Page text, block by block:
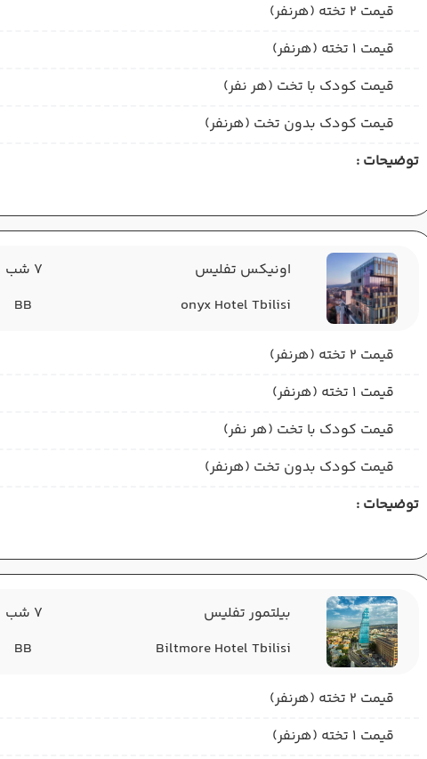
قیمت 2 تخته (هرنفر)
قیمت 1 تخته (هرنفر)
قیمت کودک با تخت (هر نفر)
قیمت کودک بدون تخت (هرنفر)
توضیحات :
اونیکس تفلیس
onyx Hotel Tbilisi
7 شب
BB
قیمت 2 تخته (هرنفر)
قیمت 1 تخته (هرنفر)
قیمت کودک با تخت (هر نفر)
قیمت کودک بدون تخت (هرنفر)
توضیحات :
بیلتمور تفلیس
Biltmore Hotel Tbilisi
7 شب
BB
قیمت 2 تخته (هرنفر)
قیمت 1 تخته (هرنفر)